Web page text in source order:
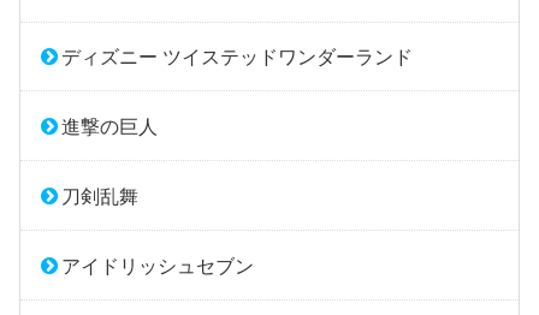
ディズニー ツイステッドワンダーランド
進撃の巨人
刀剣乱舞
アイドリッシュセブン